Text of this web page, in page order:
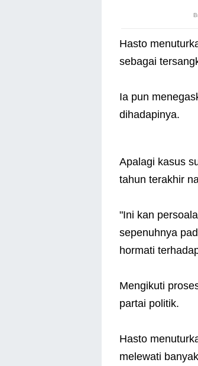
Hasto
sebagai
Ia pun
dihadapinya.
Apalagi kasus
tahun terakhir
"Ini kan
sepenuhnya
hormati
Mengikuti
partai politik.
Hasto
melewati